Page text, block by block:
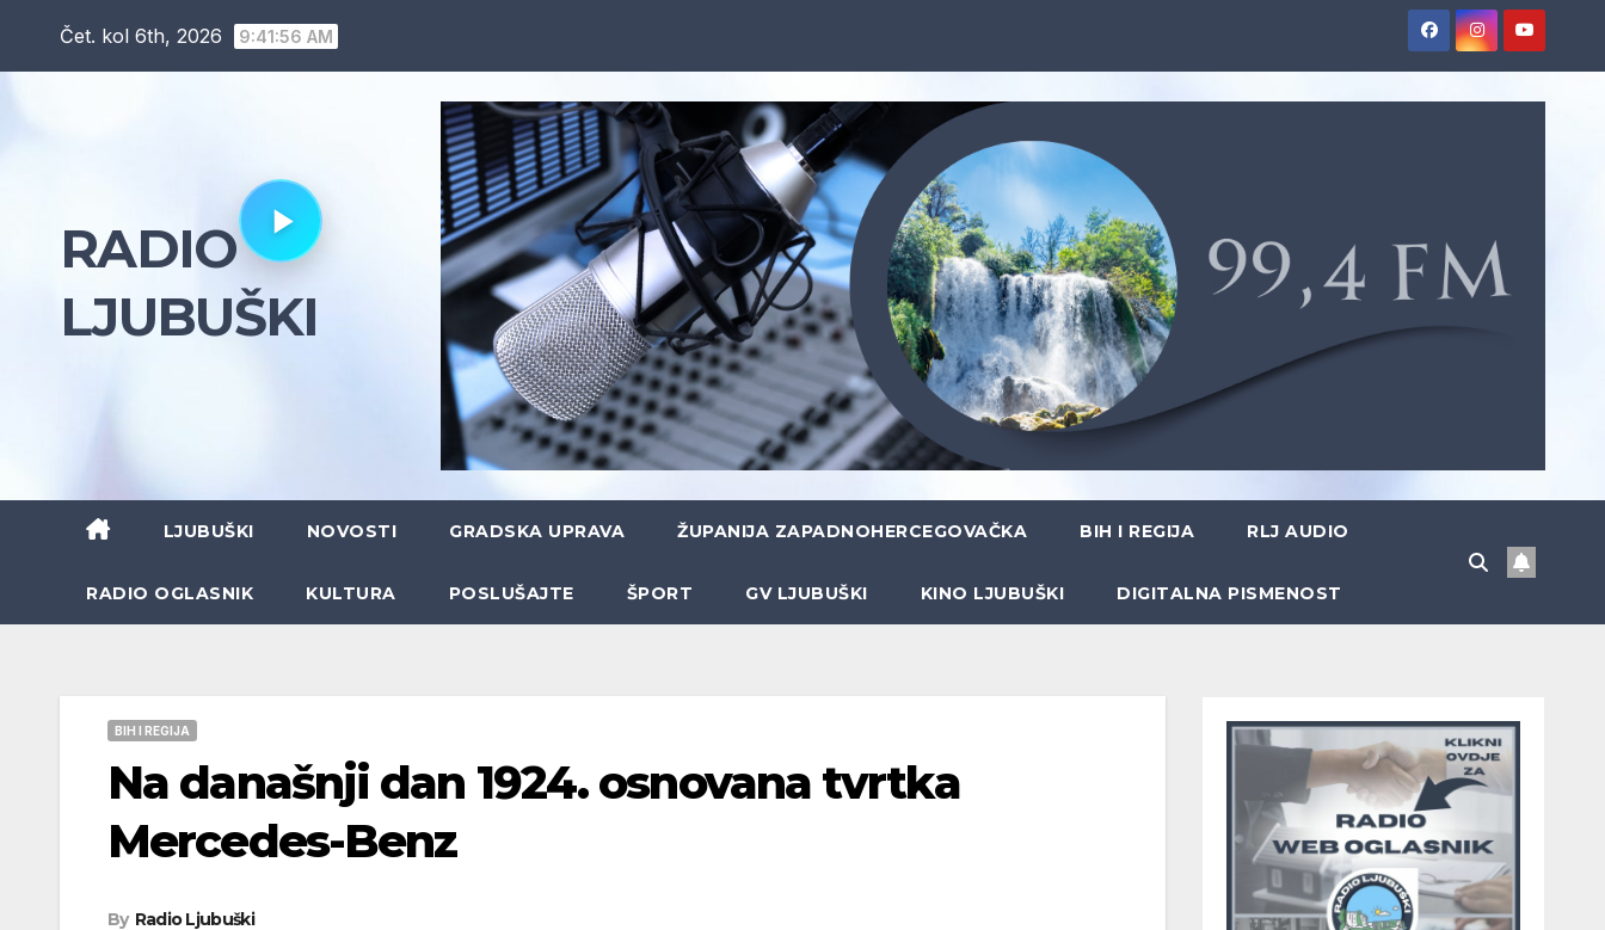
Čet. kol 6th, 2026 9:41:57 AM
RADIO
LJUBUŠKI
LJUBUŠKI NOVOSTI GRADSKA UPRAVA ŽUPANIJA ZAPADNOHERCEGOVAČKA BIH I REGIJA RLJ AUDIO
RADIO OGLASNIK KULTURA POSLUŠAJTE ŠPORT GV LJUBUŠKI KINO LJUBUŠKI DIGITALNA PISMENOST
BIH I REGIJA
Na današnji dan 1924. osnovana tvrtka
Mercedes-Benz
By Radio Ljubuški